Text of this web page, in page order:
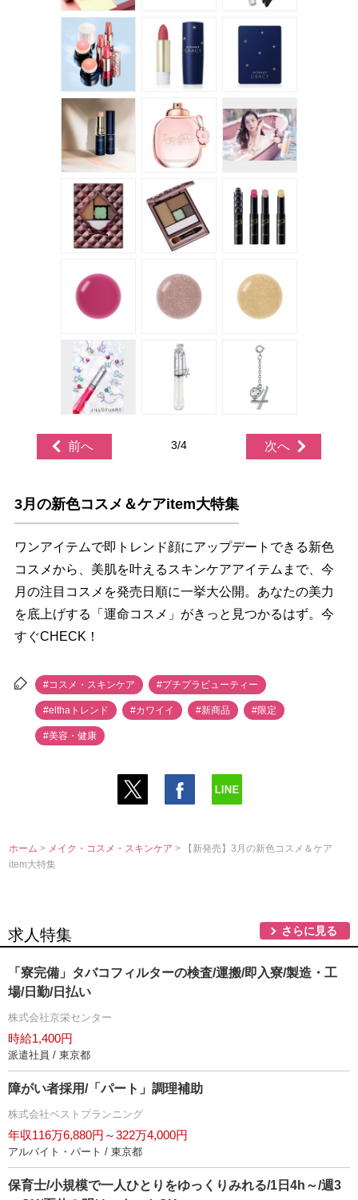
前へ 次へ
3/4
3月の新色コスメ＆ケアitem大特集
ワンアイテムで即トレンド顔にアップデートできる新色
コスメから、美肌を叶えるスキンケアアイテムまで、今
月の注目コスメを発売日順に一挙大公開。あなたの美力
を底上げする「運命コスメ」がきっと見つかるはず。今
すぐCHECK！
#コスメ・スキンケア #プチプラビューティー
#elthaトレンド #カワイイ #新商品 #限定
#美容・健康
ホーム > メイク・コスメ・スキンケア> 【新発売】3月の新色コスメ＆ケア
item大特集
求人特集 さらに見る
「寮完備」タバコフィルターの検査/運搬/即入寮/製造・工
場/日勤/日払い
株式会社京栄センター
時給1,400円
派遣社員 / 東京都
障がい者採用/「パート」調理補助
株式会社ベストプランニング
年収116万6,880円～322万4,000円
アルバイト・パート / 東京都
保育士/小規模で一人ひとりをゆっくりみれる/1日4h～/週3